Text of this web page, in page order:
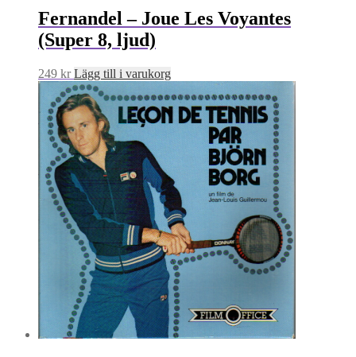
Fernandel – Joue Les Voyantes
(Super 8, ljud)
249 kr Lägg till i varukorg